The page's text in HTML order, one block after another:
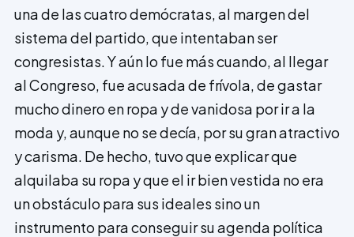
una de las cuatro demócratas, al margen del
sistema del partido, que intentaban ser
congresistas. Y aún lo fue más cuando, al llegar
al Congreso, fue acusada de frívola, de gastar
mucho dinero en ropa y de vanidosa por ir a la
moda y, aunque no se decía, por su gran atractivo
y carisma. De hecho, tuvo que explicar que
alquilaba su ropa y que el ir bien vestida no era
un obstáculo para sus ideales sino un
instrumento para conseguir su agenda política